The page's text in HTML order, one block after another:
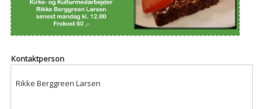
Kontaktperson
Rikke Berggreen Larsen